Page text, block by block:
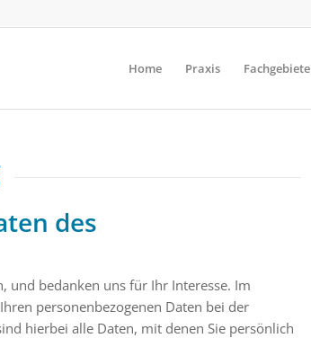
Home Praxis Fachgebiete
des
und bedanken uns für Ihr Interesse. Im
personenbezogenen Daten bei der
hierbei alle Daten, mit denen Sie persönlich